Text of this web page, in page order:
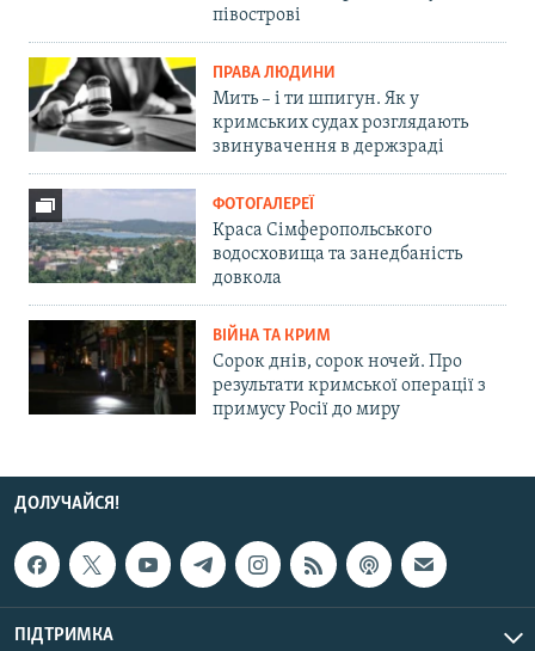
півострові
ПРАВА ЛЮДИНИ
Мить – і ти шпигун. Як у
кримських судах розглядають
звинувачення в держзраді
ФОТОГАЛЕРЕЇ
Краса Сімферопольського
водосховища та занедбаність
довкола
ВІЙНА ТА КРИМ
Сорок днів, сорок ночей. Про
результати кримської операції з
примусу Росії до миру
ДОЛУЧАЙСЯ!
ПІДТРИМКА